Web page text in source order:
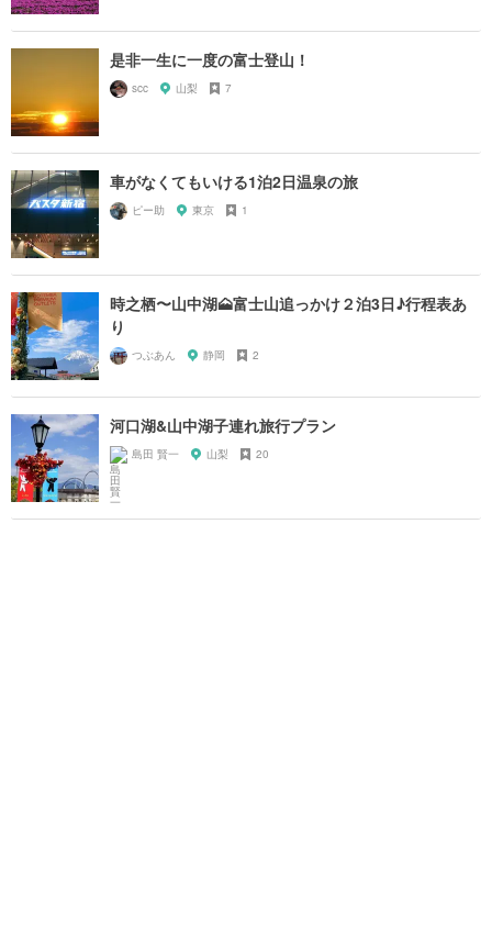
是非一生に一度の富士登山！
scc 山梨 7
車がなくてもいける1泊2日温泉の旅
ピー助 東京 1
時之栖〜山中湖🗻富士山追っかけ２泊3日♪行程表あ
り
つぶあん 静岡 2
河口湖&山中湖子連れ旅行プラン
島田 賢一 山梨 20